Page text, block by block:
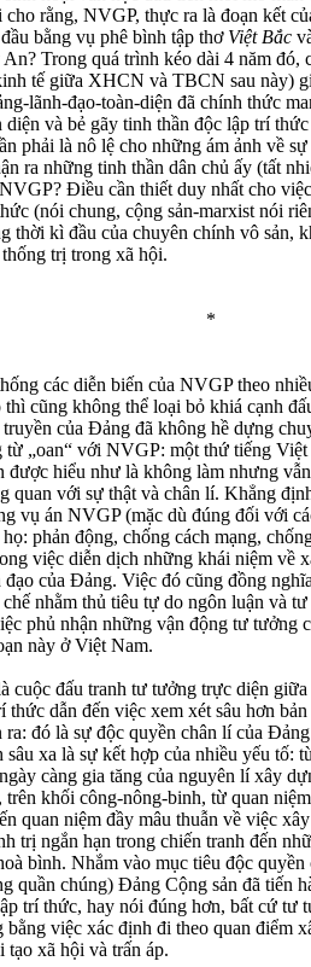
cho rằng, NVGP, thực ra là đoạn kết
bằng vụ phê bình tập thơ Việt Bắc
Trong quá trình kéo dài 4 năm đó,
tế giữa XHCN và TBCN sau này)
lãnh-đạo-toàn-diện đã chính thức
và bẻ gãy tinh thần độc lập trí
phải là nô lệ cho những ám ảnh về
ra những tinh thần dân chủ ấy (tất
Điều cần thiết duy nhất cho
(nói chung, cộng sản-marxist nói
thời kì đầu của chuyên chính vô sản,
trị trong xã hội.
*
các diễn biến của NVGP theo
thì cũng không thể loại bỏ khiá cạnh
truyền của Đảng đã không hề dựng
từ „oan“ với NVGP: một thứ tiếng
được hiểu như là không làm nhưng
quan với sự thật và chân lí. Khẳng
vụ án NVGP (mặc dù đúng đối với
phản động, chống cách mạng,
việc diễn dịch những khái niệm về
của Đảng. Việc đó cũng đồng
nhằm thủ tiêu tự do ngôn luận và
phủ nhận những vận động tư tưởng
này ở Việt Nam.
cuộc đấu tranh tư tưởng trực diện
dẫn đến việc xem xét sâu hơn
ra: đó là sự độc quyền chân lí của
sâu xa là sự kết hợp của nhiều yếu tố:
càng gia tăng của nguyên lí xây
trên khối công-nông-binh, từ quan
quan niệm đầy mâu thuẫn về việc
trị ngắn hạn trong chiến tranh đến
bình. Nhắm vào mục tiêu độc
quần chúng) Đảng Cộng sản đã tiến
trí thức, hay nói đúng hơn, bất cứ tư
bằng việc xác định đi theo quan điểm
tạo xã hội và trấn áp.